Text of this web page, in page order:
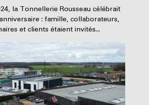
la Tonnellerie Rousseau célébrait
: famille, collaborateurs,
et clients étaient invités...